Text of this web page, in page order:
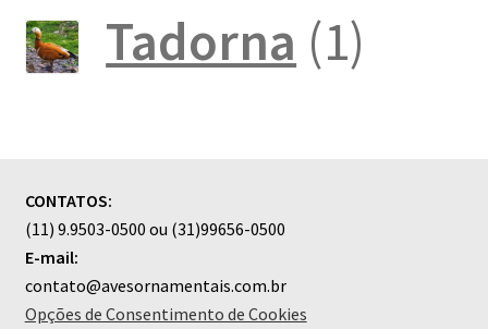
produtos
Tadorna 11
CONTATOS:
(11) 9.9503-0500 ou (31)99656-0500
E-mail:
contato@avesornamentais.com.br
Opções de Consentimento de Cookies